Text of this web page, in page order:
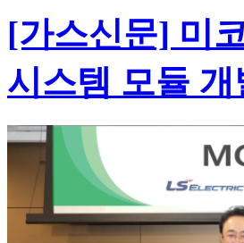
[가스신문] 미
시스템 모듈 개